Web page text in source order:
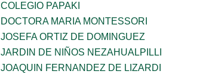
COLEGIO PAPAKI
DOCTORA MARIA MONTESSORI
JOSEFA ORTIZ DE DOMINGUEZ
JARDIN DE NIÑOS NEZAHUALPILLI
JOAQUIN FERNANDEZ DE LIZARDI